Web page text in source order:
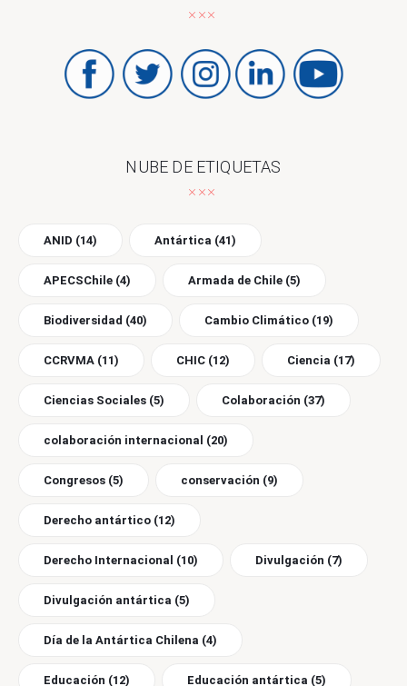
NUBE DE ETIQUETAS
ANID (14) Antártica (41)
APECSChile (4) Armada de Chile (5)
Biodiversidad (40) Cambio Climático (19)
CCRVMA (11) CHIC (12) Ciencia (17)
Ciencias Sociales (5) Colaboración (37)
colaboración internacional (20)
Congresos (5) conservación (9)
Derecho antártico (12)
Derecho Internacional (10) Divulgación (7)
Divulgación antártica (5)
Día de la Antártica Chilena (4)
Educación (12) Educación antártica (5)